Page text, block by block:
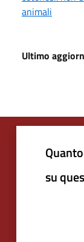
animali
Ultimo
su